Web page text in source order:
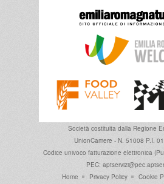
Società costituita dalla Regione
UnionCamere - N. 51008 P.I.
Codice univoco fatturazione elettronica
PEC:
Home
Privacy Policy Cookie